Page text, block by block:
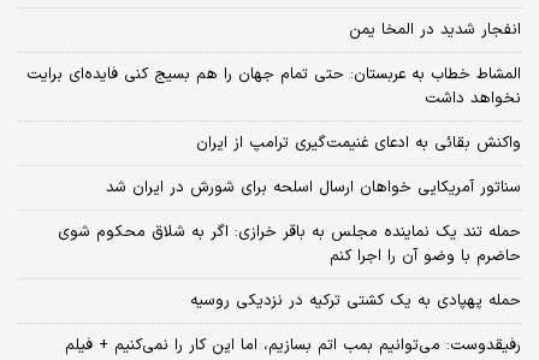
انفجار شدید در المخا یمن
المشاط خطاب به عربستان: حتی تمام جهان را هم بسیج کنی فایده‌ای برایت
نخواهد داشت
واکنش بقائی به ادعای غنیمت‌گیری ترامپ از ایران
سناتور آمریکایی خواهان ارسال اسلحه برای شورش در ایران شد
حمله تند یک نماینده مجلس به باقر خرازی: اگر به شلاق محکوم شوی
حاضرم با وضو آن را اجرا کنم
حمله پهپادی به یک کشتی ترکیه در نزدیکی روسیه
رفیقدوست: می‌توانیم بمب اتم بسازیم، اما این کار را نمی‌کنیم + فیلم